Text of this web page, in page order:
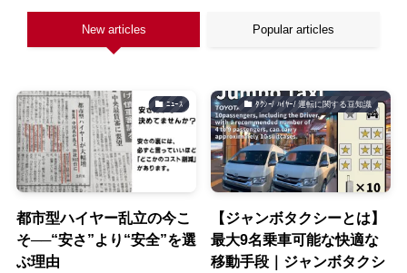
New articles Popular articles
ﾆｭｰｽ
都市型ハイヤー乱立の今こ
そ──“安さ”より“安全”を選
ぶ理由
ﾀｸｼｰ/ ﾊｲﾔｰ/ 運転に関する豆知識
【ジャンボタクシーとは】
最大9名乗車可能な快適な
移動手段｜ジャンボタクシ